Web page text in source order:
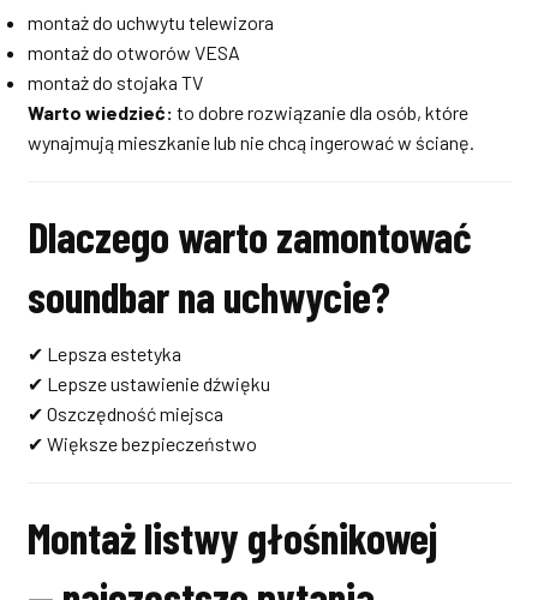
montaż do uchwytu telewizora
montaż do otworów VESA
montaż do stojaka TV
Warto wiedzieć: to dobre rozwiązanie dla osób, które
wynajmują mieszkanie lub nie chcą ingerować w ścianę.
Dlaczego warto zamontować
soundbar na uchwycie?
✔ Lepsza estetyka
✔ Lepsze ustawienie dźwięku
✔ Oszczędność miejsca
✔ Większe bezpieczeństwo
Montaż listwy głośnikowej